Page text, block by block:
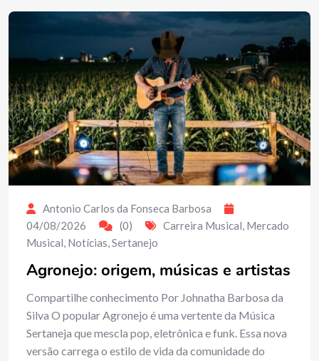
Antonio Carlos da Fonseca Barbosa
04/08/2026
(0) Carreira Musical, Mercado
Musical, Notícias,Sertanejo
Agronejo: origem, músicas e artistas
Compartilhe conhecimento Por Johnatha Barbosa da
Silva O popular Agronejo é uma vertente da Música
Sertaneja que mescla pop, eletrônica e funk. Essa nova
versão carrega o estilo de vida da comunidade do